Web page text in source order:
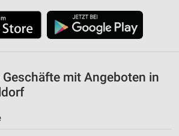
Geschäfte mit Angeboten in